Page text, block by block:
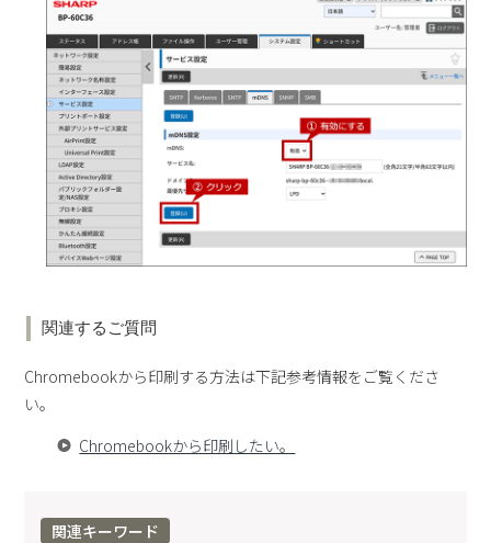
関連するご質問
Chromebookから印刷する方法は下記参考情報をご覧くださ
い。
Chromebookから印刷したい。
関連キーワード